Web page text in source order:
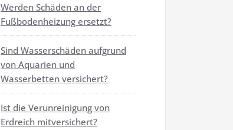
Werden Schäden an der
Fußbodenheizung ersetzt?
Sind Wasserschäden aufgrund
von Aquarien und
Wasserbetten versichert?
Ist die Verunreinigung von
Erdreich mitversichert?